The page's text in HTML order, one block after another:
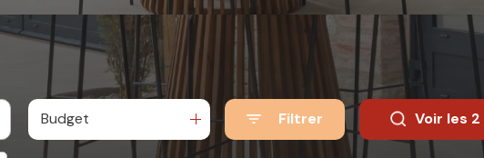
Budget Filtrer Voir les 2